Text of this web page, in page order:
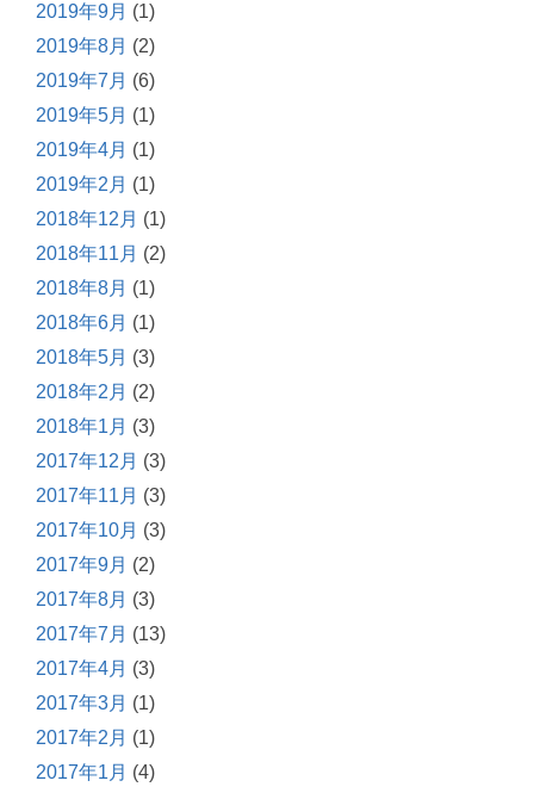
2019年9月 (1)
2019年8月 (2)
2019年7月 (6)
2019年5月 (1)
2019年4月 (1)
2019年2月 (1)
2018年12月 (1)
2018年11月 (2)
2018年8月 (1)
2018年6月 (1)
2018年5月 (3)
2018年2月 (2)
2018年1月 (3)
2017年12月 (3)
2017年11月 (3)
2017年10月 (3)
2017年9月 (2)
2017年8月 (3)
2017年7月 (13)
2017年4月 (3)
2017年3月 (1)
2017年2月 (1)
2017年1月 (4)